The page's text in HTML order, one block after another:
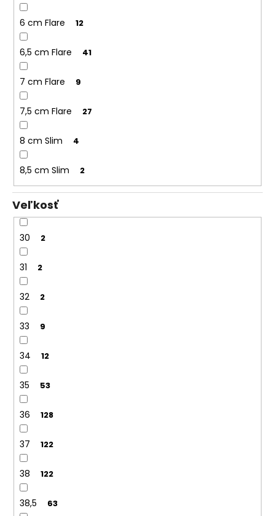
6 cm Flare 12
6,5 cm Flare 41
7 cm Flare 9
7,5 cm Flare 27
8 cm Slim 4
8,5 cm Slim 2
Veľkosť
30 2
31 2
32 2
33 9
34 12
35 53
36 128
37 122
38 122
38,5 63